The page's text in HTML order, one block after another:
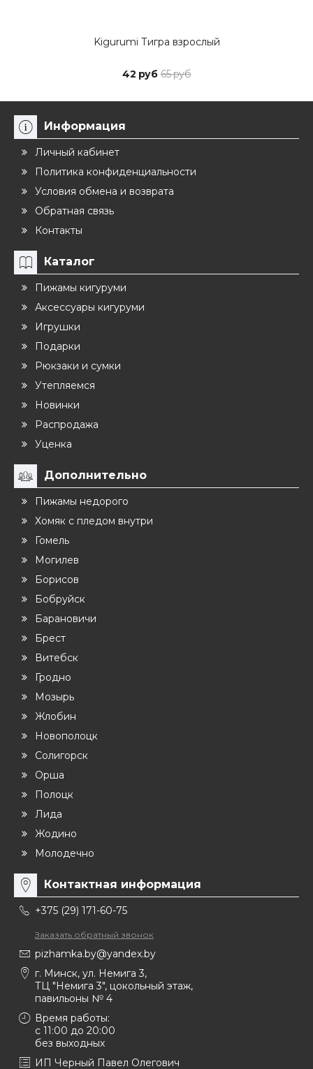
Kigurumi Тигра взрослый
42 руб 65 руб
Информация
Личный кабинет
Политика конфиденциальности
Условия обмена и возврата
Обратная связь
Контакты
Каталог
Пижамы кигуруми
Аксессуары кигуруми
Игрушки
Подарки
Рюкзаки и сумки
Утепляемся
Новинки
Распродажа
Уценка
Дополнительно
Пижамы недорого
Хомяк с пледом внутри
Гомель
Могилев
Борисов
Бобруйск
Барановичи
Брест
Витебск
Гродно
Мозырь
Жлобин
Новополоцк
Солигорск
Орша
Полоцк
Лида
Жодино
Молодечно
Контактная информация
+375 (29) 171-60-75
Заказать обратный звонок
pizhamka.by@yandex.by
г. Минск, ул. Немига 3,
ТЦ "Немига 3", цокольный этаж,
павильоны № 4
Время работы:
c 11:00 до 20:00
без выходных
ИП Черный Павел Олегович